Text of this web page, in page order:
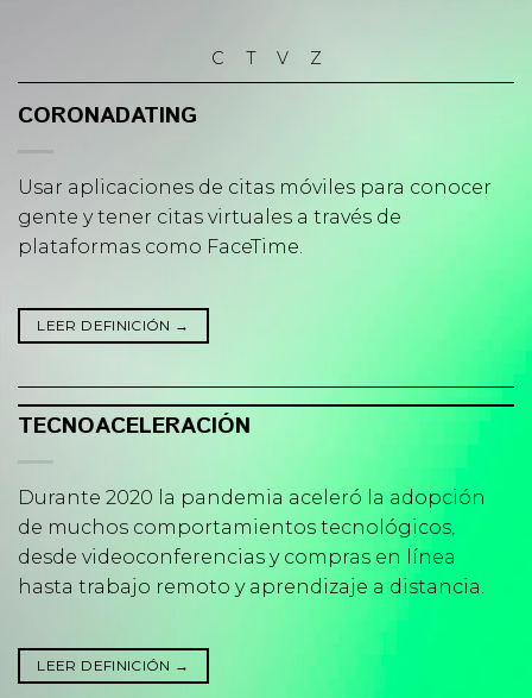
C T V Z
CORONADATING
Usar aplicaciones de citas móviles para conocer
gente y tener citas virtuales a través de
plataformas como FaceTime.
LEER DEFINICIÓN →
TECNOACELERACIÓN
Durante 2020 la pandemia aceleró la adopción
de muchos comportamientos tecnológicos,
desde videoconferencias y compras en línea
hasta trabajo remoto y aprendizaje a distancia.
LEER DEFINICIÓN →